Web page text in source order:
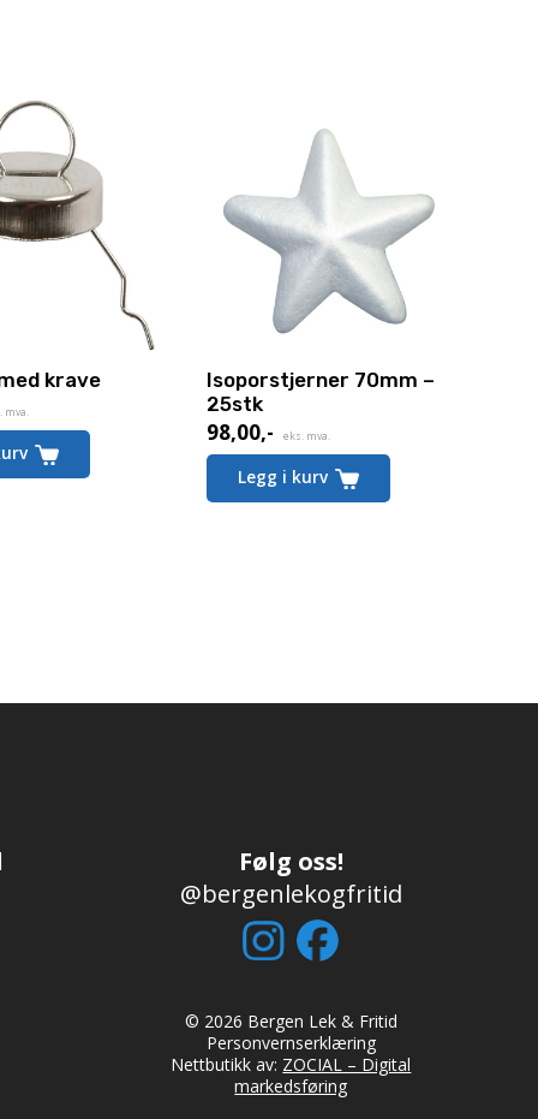
krave
mva.
Isoporstjerner 70mm –
25stk
98,00,- eks. mva.
Legg i kurv
Følg oss!
@bergenlekogfritid
© 2026 Bergen Lek & Fritid
Personvernserklæring
Nettbutikk av: ZOCIAL – Digital
markedsføring